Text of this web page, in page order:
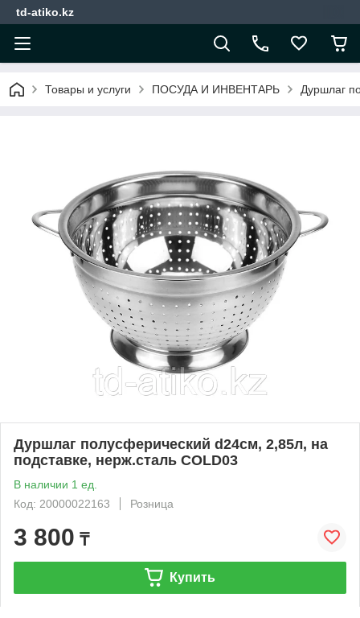
td-atiko.kz
Товары и услуги ПОСУДА И ИНВЕНТАРЬ Дуршлаг
Дуршлаг полусферический d24см, 2,85л, на
подставке, нерж.сталь COLD03
В наличии 1 ед.
Код: 20000022163
Розница
3 800 ₸
Купить